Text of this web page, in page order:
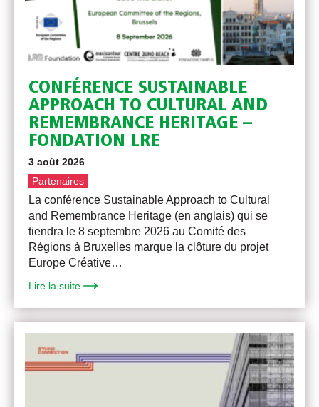
CONFÉRENCE SUSTAINABLE
APPROACH TO CULTURAL AND
REMEMBRANCE HERITAGE –
FONDATION LRE
3 août 2026
Partenaires
La conférence Sustainable Approach to Cultural
and Remembrance Heritage (en anglais) qui se
tiendra le 8 septembre 2026 au Comité des
Régions à Bruxelles marque la clôture du projet
Europe Créative…
Lire la suite